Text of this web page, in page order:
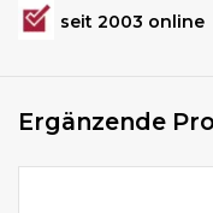
seit 2003 online
Ergänzende